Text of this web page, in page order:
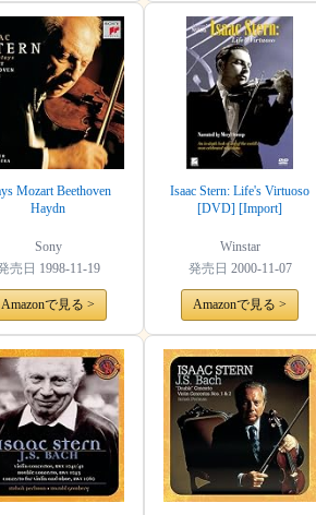
Mozart Beethoven
Haydn
Sony
売日 1998-11-19
Amazonで見る >
Isaac Stern: Life's Virtuoso
[DVD] [Import]
Winstar
発売日 2000-11-07
Amazonで見る >